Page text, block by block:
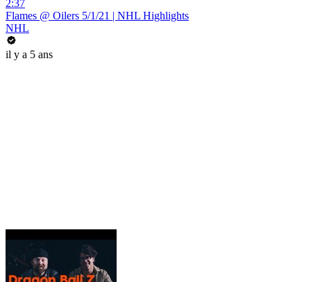
2:37
Flames @ Oilers 5/1/21 | NHL Highlights
NHL
il y a 5 ans